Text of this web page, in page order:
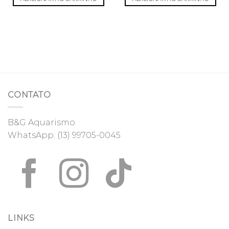
CONTATO
B&G Aquarismo
WhatsApp: (13) 99705-0045
LINKS